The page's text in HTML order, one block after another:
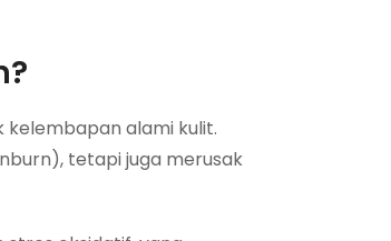
alami kulit.
tetapi juga merusak